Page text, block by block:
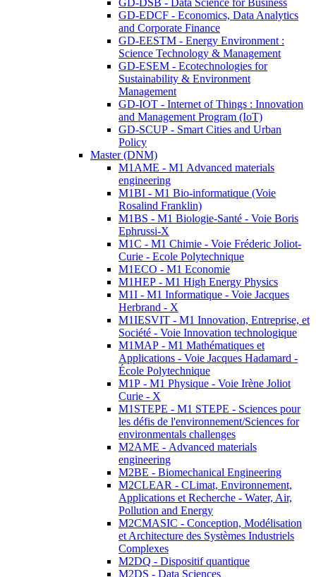
GD-DSB - Data Science for Business
GD-EDCF - Economics, Data Analytics
and Corporate Finance
GD-EESTM - Energy Environment :
Science Technology & Management
GD-ESEM - Ecotechnologies for
Sustainability & Environment
Management
GD-IOT - Internet of Things : Innovation
and Management Program (IoT)
GD-SCUP - Smart Cities and Urban
Policy
Master (DNM)
M1AME - M1 Advanced materials
engineering
M1BI - M1 Bio-informatique (Voie
Rosalind Franklin)
M1BS - M1 Biologie-Santé - Voie Boris
Ephrussi-X
M1C - M1 Chimie - Voie Fréderic Joliot-
Curie - Ecole Polytechnique
M1ECO - M1 Economie
M1HEP - M1 High Energy Physics
M1I - M1 Informatique - Voie Jacques
Herbrand - X
M1IESVIT - M1 Innovation, Entreprise, et
Société - Voie Innovation technologique
M1MAP - M1 Mathématiques et
Applications - Voie Jacques Hadamard -
École Polytechnique
M1P - M1 Physique - Voie Irène Joliot
Curie - X
M1STEPE - M1 STEPE - Sciences pour
les défis de l'environnement/Sciences for
environmentals challenges
M2AME - Advanced materials
engineering
M2BE - Biomechanical Engineering
M2CLEAR - CLimat, Environnement,
Applications et Recherche - Water, Air,
Pollution and Energy
M2CMASIC - Conception, Modélisation
et Architecture des Systèmes Industriels
Complexes
M2DQ - Dispositif quantique
M2DS - Data Sciences